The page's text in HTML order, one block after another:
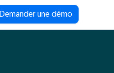
Demander une démo